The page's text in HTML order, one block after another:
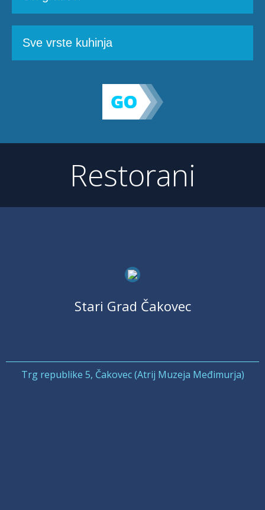
Restorani
Stari Grad Čakovec
Trg republike 5, Čakovec (Atrij Muzeja Međimurja)